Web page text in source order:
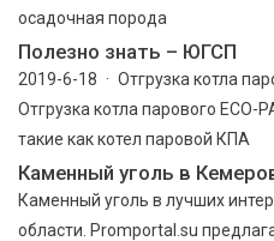
осадочная порода
Полезно знать – ЮГСП
2019-6-18 · Отгрузка котла
Отгрузка котла парового ECO-
такие как котел паровой КПА
Каменный уголь в
Каменный уголь в лучших
области. Promportal.su